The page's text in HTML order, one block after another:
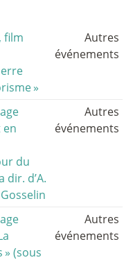
film
»
Autres
événements
en
du
dir. d’A.
Autres
événements
» (sous
Autres
événements